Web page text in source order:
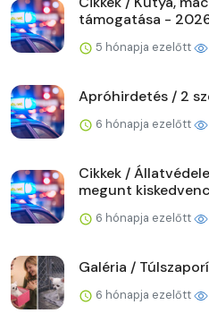
támogatása -
5 hónapja ezelőtt
Apróhirdetés / 2
6 hónapja ezelőtt
Cikkek /
megunt
6 hónapja ezelőtt
Galéria /
6 hónapja ezelőtt